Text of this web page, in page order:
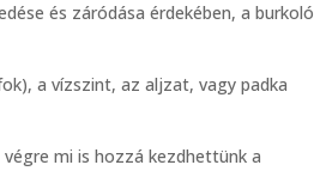
és záródása érdekében, a burkoló
a vízszint, az aljzat, vagy padka
mi is hozzá kezdhettünk a